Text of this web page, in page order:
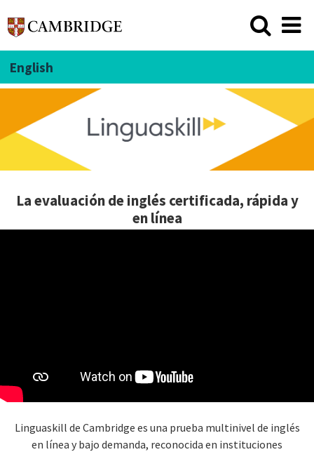
English
La evaluación de inglés certificada, rápida y
en línea
Linguaskill de Cambridge es una prueba multinivel de inglés
en línea y bajo demanda, reconocida en instituciones